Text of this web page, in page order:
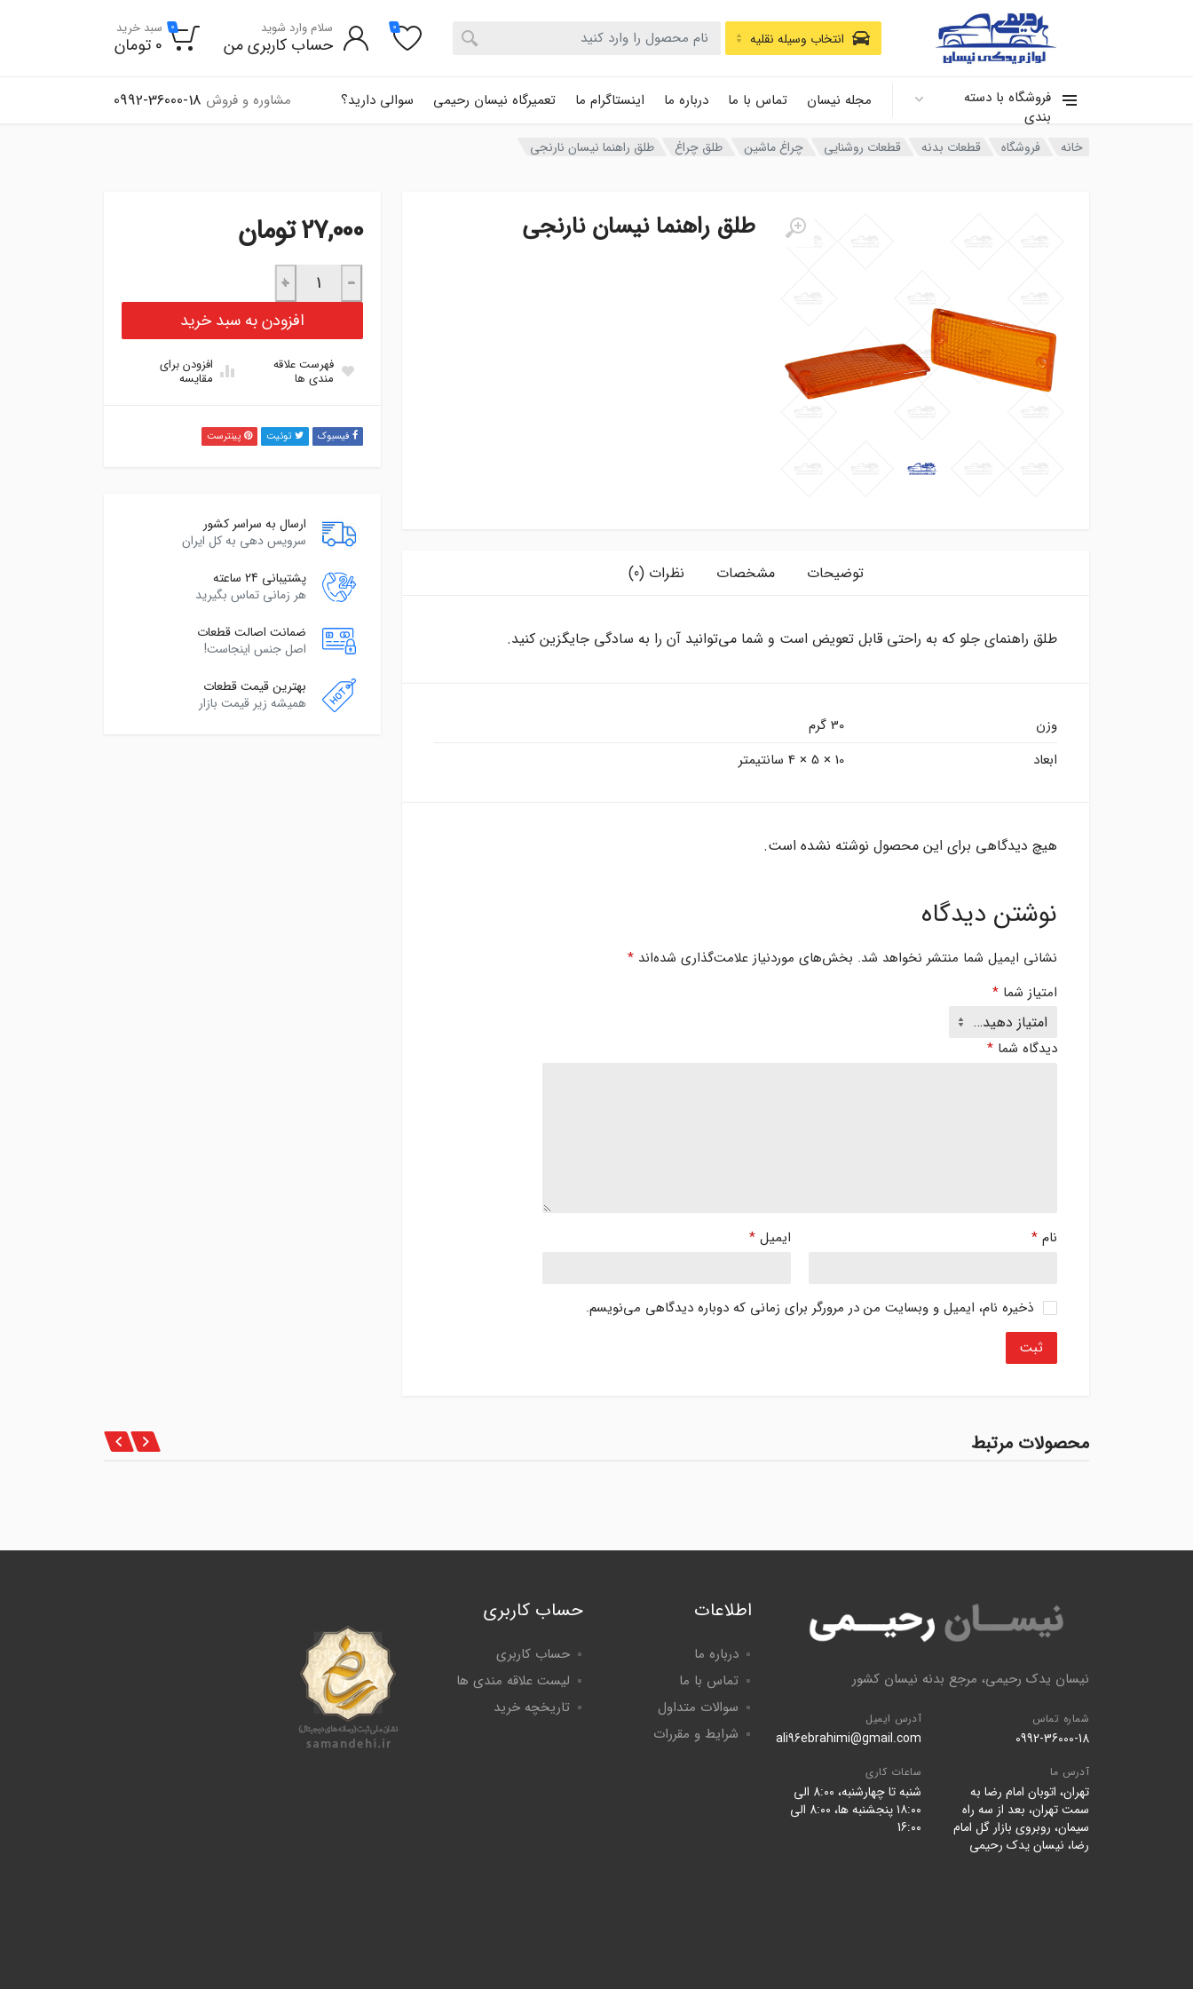
فروشگاه با دسته
بندی
مجله نیسان تماس با ما درباره ما اینستاگرام ما تعمیرگاه نیسان رحیمی سوالی دارید؟ مشاوره و فروش 0992-36000-18
انتخاب وسیله نقلیه
0 سلام وارد شوید
حساب کاربری من
0 سبد خرید
0 تومان
خانه فروشگاه قطعات بدنه قطعات روشنایی چراغ ماشین طلق چراغ طلق راهنما نیسان نارنجی
طلق راهنما نیسان نارنجی 27,000تومان
طلق راهنما نیسان نارنجی عدد
−
+
افزودن به سبد خرید
فهرست علاقه
مندی ها
افزودن برای
مقایسه
فیسبوک توئیت پینترست
ارسال به سراسر کشور
سرویس دهی به کل ایران
پشتیبانی 24 ساعته
هر زمانی تماس بگیرید
ضمانت اصالت قطعات
اصل جنس اینجاست!
بهترین قیمت قطعات
همیشه زیر قیمت بازار
توضیحات مشخصات نظرات (0)
طلق راهنمای جلو که به راحتی قابل تعویض است و شما می‌توانید آن را به سادگی جایگزین کنید.
وزن
30 گرم
ابعاد
10 × 5 × 4 سانتیمتر
هیچ دیدگاهی برای این محصول نوشته نشده است.
نوشتن دیدگاه
نشانی ایمیل شما منتشر نخواهد شد. بخش‌های موردنیاز علامت‌گذاری شده‌اند *
امتیاز شما *
دیدگاه شما *
نام * ایمیل *
ذخیره نام، ایمیل و وبسایت من در مرورگر برای زمانی که دوباره دیدگاهی می‌نویسم.
محصولات مرتبط
نیسان یدک رحیمی، مرجع بدنه نیسان کشور
شماره تماس
0992-36000-18
آدرس ایمیل
ali96ebrahimi@gmail.com
آدرس ما
تهران، اتوبان امام رضا به
سمت تهران، بعد از سه راه
سیمان، روبروی بازار گل امام
رضا، نیسان یدک رحیمی
ساعات کاری
شنبه تا چهارشنبه، 8:۰۰ الی
۱۸:۰۰ پنجشنبه ها، 8:۰۰ الی
16:۰۰
اطلاعات
درباره ما
تماس با ما
سوالات متداول
شرایط و مقررات
حساب کاربری
حساب کاربری
لیست علاقه مندی ها
تاریخچه خرید